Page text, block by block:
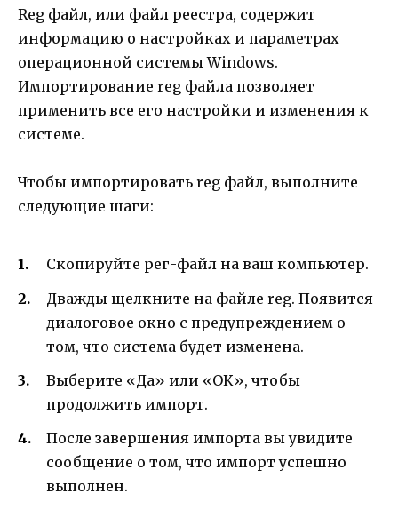
Reg файл, или файл реестра, содержит
информацию о настройках и параметрах
операционной системы Windows.
Импортирование reg файла позволяет
применить все его настройки и изменения к
системе.
Чтобы импортировать reg файл, выполните
следующие шаги:
Скопируйте рег-файл на ваш компьютер.
Дважды щелкните на файле reg. Появится
диалоговое окно с предупреждением о
том, что система будет изменена.
Выберите «Да» или «ОК», чтобы
продолжить импорт.
После завершения импорта вы увидите
сообщение о том, что импорт успешно
выполнен.